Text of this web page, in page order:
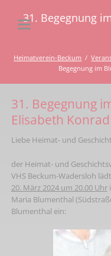
31. Begegnung
Heimatverein-Beckum
Begegnung im
31. Begegnung
Elisabeth Konrad
Liebe Heimat- und
der Heimat- und
VHS Beckum-Wadersloh
20. März 2024 um 20.00 Uhr
Maria Blumenthal
Blumenthal ein: